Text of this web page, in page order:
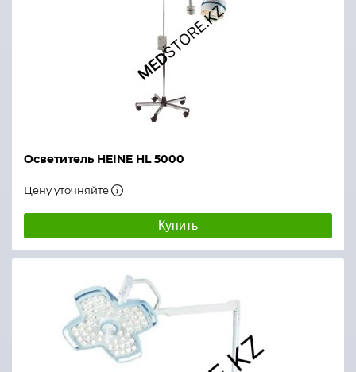
Осветитель HEINE HL 5000
Цену уточняйте
Купить